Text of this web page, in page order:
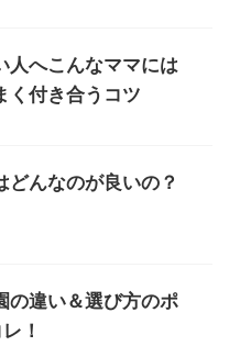
人へこんなママには
く付き合うコツ
どんなのが良いの？
の違い＆選び方のポ
！